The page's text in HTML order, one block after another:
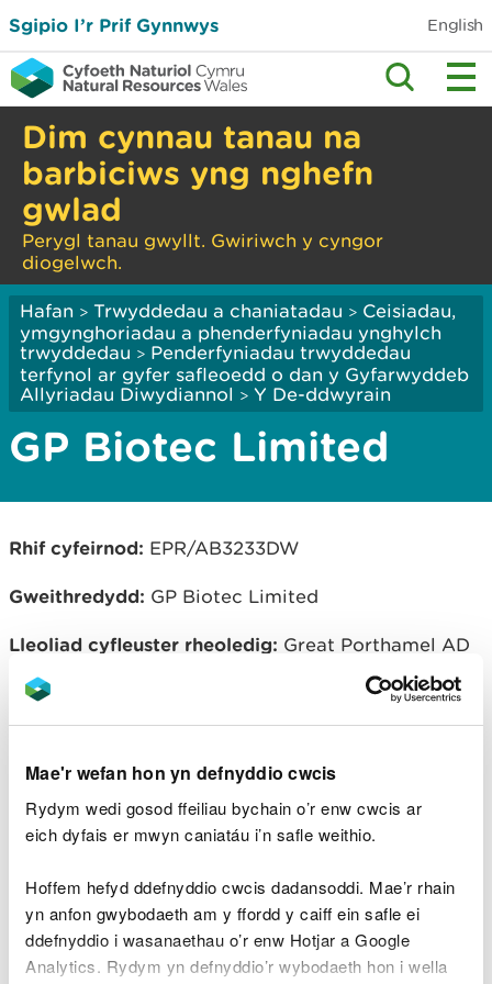
Mae'r wefan hon yn defnyddio cwcis
Rydym wedi gosod ffeiliau bychain o’r enw cwcis ar
eich dyfais er mwyn caniatáu i’n safle weithio.
Hoffem hefyd ddefnyddio cwcis dadansoddi. Mae’r rhain
yn anfon gwybodaeth am y ffordd y caiff ein safle ei
ddefnyddio i wasanaethau o’r enw Hotjar a Google
Analytics. Rydym yn defnyddio’r wybodaeth hon i wella
Sgipio I’r Prif Gynnwys English
Dim cynnau tanau na
barbiciws yng nghefn
gwlad
Perygl tanau gwyllt. Gwiriwch y cyngor
diogelwch.
Hafan > Trwyddedau a chaniatadau > Ceisiadau,
ymgynghoriadau a phenderfyniadau ynghylch
trwyddedau > Penderfyniadau trwyddedau
terfynol ar gyfer safleoedd o dan y Gyfarwyddeb
Allyriadau Diwydiannol > Y De-ddwyrain
GP Biotec Limited
Rhif cyfeirnod: EPR/AB3233DW
Gweithredydd: GP Biotec Limited
Lleoliad cyfleuster rheoledig: Great Porthamel AD
Plant, Talgarth, Brecon, Powys, LD3 0DL
Lawrlwythiadau dogfennau
cysylltiedig
Notice of variation and
GP Biotec LtdPDF [163.3 KB]
Natural Resources Wales permitting
decisionsGP Biotec LimitedPDF